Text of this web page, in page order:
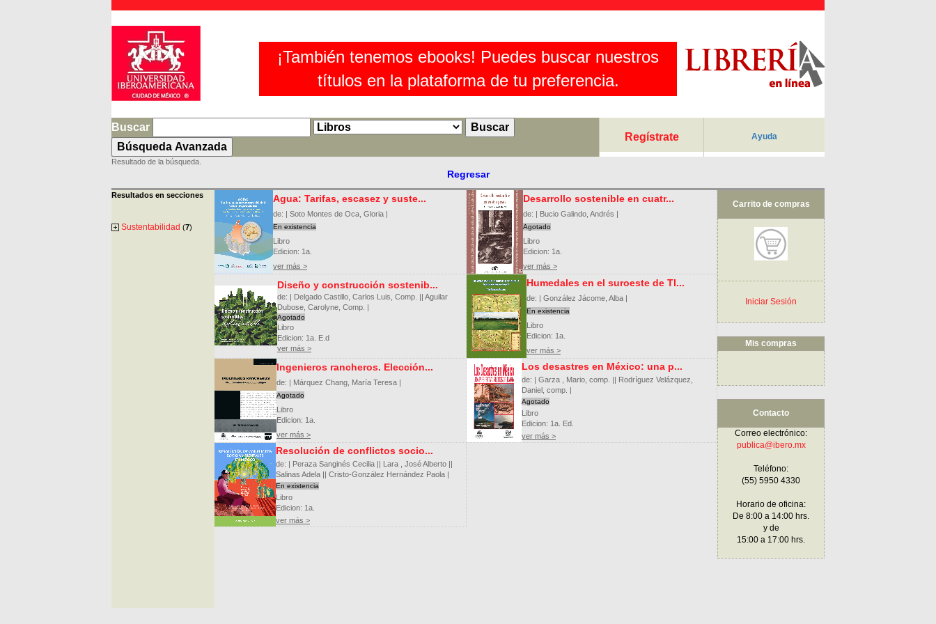
¡También tenemos ebooks! Puedes buscar nuestros
títulos en la plataforma de tu preferencia.
Buscar
Regístrate
Ayuda
Resultado de la búsqueda.
Regresar
Resultados en secciones
Sustentabilidad (7)
Agua: Tarifas, escasez y suste...
de: | Soto Montes de Oca, Gloria |
En existencia
Libro
Edicion: 1a.
ver más >
Desarrollo sostenible en cuatr...
de: | Bucio Galindo, Andrés |
Agotado
Libro
Edicion: 1a.
ver más >
Diseño y construcción sostenib...
de: | Delgado Castillo, Carlos Luis, Comp. || Aguilar
Dubose, Carolyne, Comp. |
Agotado
Libro
Edicion: 1a. E.d
ver más >
Humedales en el suroeste de Tl...
de: | González Jácome, Alba |
En existencia
Libro
Edicion: 1a.
ver más >
Ingenieros rancheros. Elección...
de: | Márquez Chang, María Teresa |
Agotado
Libro
Edicion: 1a.
ver más >
Los desastres en México: una p...
de: | Garza , Mario, comp. || Rodríguez Velázquez,
Daniel, comp. |
Agotado
Libro
Edicion: 1a. Ed.
ver más >
Resolución de conflictos socio...
de: | Peraza Sanginés Cecilia || Lara , José Alberto ||
Salinas Adela || Cristo-González Hernández Paola |
En existencia
Libro
Edicion: 1a.
ver más >
Carrito de compras
Iniciar Sesión
Mis compras
Contacto
Correo electrónico:
publica@ibero.mx
Teléfono:
(55) 5950 4330
Horario de oficina:
De 8:00 a 14:00 hrs.
y de
15:00 a 17:00 hrs.